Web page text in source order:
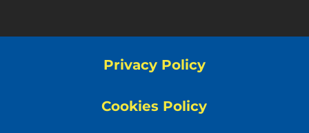
Privacy Policy
Cookies Policy